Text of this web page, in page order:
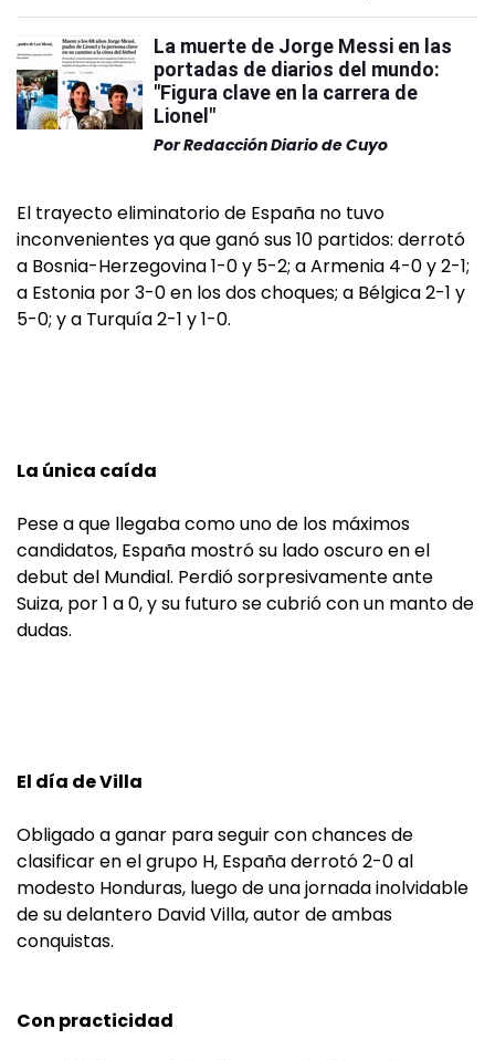
La muerte de Jorge Messi en las
portadas de diarios del mundo:
"Figura clave en la carrera de
Lionel"
PorRedacción Diario de Cuyo
El trayecto eliminatorio de España no tuvo
inconvenientes ya que ganó sus 10 partidos: derrotó
a Bosnia-Herzegovina 1-0 y 5-2; a Armenia 4-0 y 2-1;
a Estonia por 3-0 en los dos choques; a Bélgica 2-1 y
5-0; y a Turquía 2-1 y 1-0.
La única caída
Pese a que llegaba como uno de los máximos
candidatos, España mostró su lado oscuro en el
debut del Mundial. Perdió sorpresivamente ante
Suiza, por 1 a 0, y su futuro se cubrió con un manto de
dudas.
El día de Villa
Obligado a ganar para seguir con chances de
clasificar en el grupo H, España derrotó 2-0 al
modesto Honduras, luego de una jornada inolvidable
de su delantero David Villa, autor de ambas
conquistas.
Con practicidad